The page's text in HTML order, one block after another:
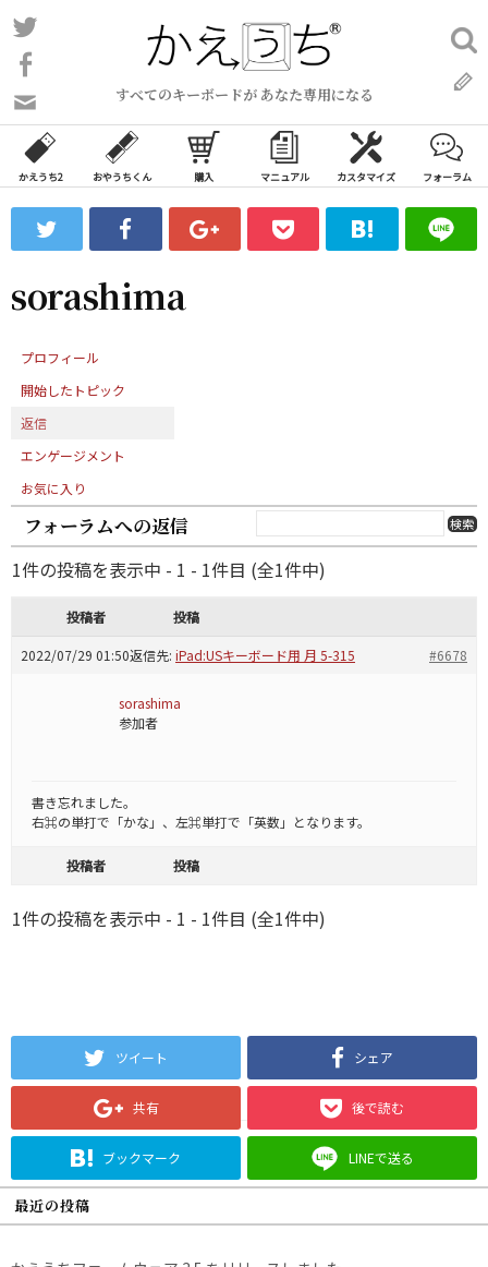
コ
ン
ン
ツ
ス
ッ
すべてのキーボードが あなた専用になる
い
合
わ
フ
ォ
ム
検
索:
かえうち2 おやうちくん 購入 マニュアル カスタマイズ フォーラム
sorashima
プロフィール
開始したトピック
返信
エンゲージメント
お気に入り
フォーラムへの返信
1件の投稿を表示中 - 1 - 1件目 (全1件中)
投稿者 投稿
2022/07/29 01:50返信先: iPad:USキーボード用 月 5-315 #6678
sorashima
参加者
書き忘れました。
右⌘の単打で「かな」、左⌘単打で「英数」となります。
投稿者 投稿
1件の投稿を表示中 - 1 - 1件目 (全1件中)
ツイート シェア
共有 後で読む
ブックマーク LINEで送る
最近の投稿